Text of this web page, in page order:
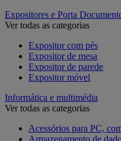
Expositores e Porta
Ver todas as categorias
Expositor com pés
Expositor de mesa
Expositor de parede
Expositor móvel
Informática e multimédia
Ver todas as categorias
Acessórios para PC,
Armazenamento de